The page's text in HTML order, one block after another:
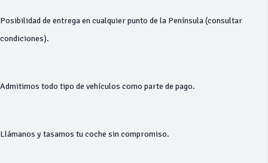
Posibilidad de entrega en cualquier punto de la Península (consultar
condiciones).
Admitimos todo tipo de vehículos como parte de pago.
Llámanos y tasamos tu coche sin compromiso.